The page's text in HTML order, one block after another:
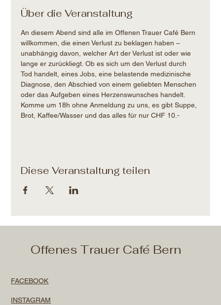
Über die Veranstaltung
An diesem Abend sind alle im Offenen Trauer Café Bern
willkommen, die einen Verlust zu beklagen haben –
unabhängig davon, welcher Art der Verlust ist oder wie
lange er zurückliegt. Ob es sich um den Verlust durch
Tod handelt, eines Jobs, eine belastende medizinische
Diagnose, den Abschied von einem geliebten Menschen
oder das Aufgeben eines Herzenswunsches handelt.
Komme um 18h ohne Anmeldung zu uns, es gibt Suppe,
Brot, Kaffee/Wasser und das alles für nur CHF 10.-
Diese Veranstaltung teilen
Offenes Trauer Café Bern
FACEBOOK
INSTAGRAM